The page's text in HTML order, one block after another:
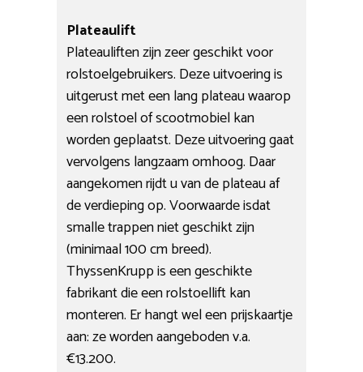
Plateaulift
Plateauliften zijn zeer geschikt voor
rolstoelgebruikers. Deze uitvoering is
uitgerust met een lang plateau waarop
een rolstoel of scootmobiel kan
worden geplaatst. Deze uitvoering gaat
vervolgens langzaam omhoog. Daar
aangekomen rijdt u van de plateau af
de verdieping op. Voorwaarde isdat
smalle trappen niet geschikt zijn
(minimaal 100 cm breed).
ThyssenKrupp is een geschikte
fabrikant die een rolstoellift kan
monteren. Er hangt wel een prijskaartje
aan: ze worden aangeboden v.a.
€13.200.